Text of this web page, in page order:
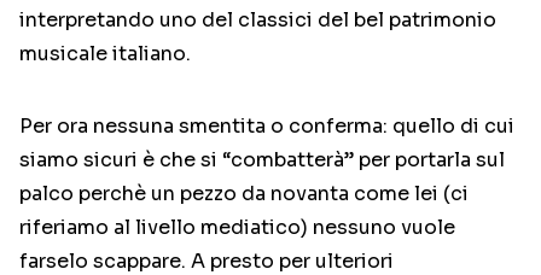
interpretando uno del classici del bel patrimonio
musicale italiano.
Per ora nessuna smentita o conferma: quello di cui
siamo sicuri è che si “combatterà” per portarla sul
palco perchè un pezzo da novanta come lei (ci
riferiamo al livello mediatico) nessuno vuole
farselo scappare. A presto per ulteriori